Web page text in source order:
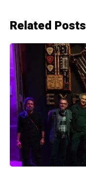
Related Posts